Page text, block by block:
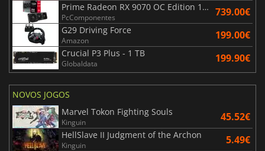
Prime Radeon RX 9070 OC Edition 16GB
PcComponentes 739.00€
G29 Driving Force
Amazon 199.00€
Crucial P3 Plus - 1 TB
Globaldata 199.90€
NOVOS JOGOS
Marvel Tokon Fighting Souls
Kinguin 45.52€
HellSlave II Judgment of the Archon
Kinguin 5.49€